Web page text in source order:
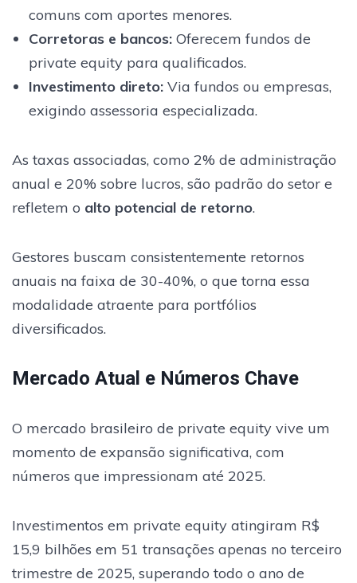
comuns com aportes menores.
Corretoras e bancos:Oferecem fundos de
private equity para qualificados.
Investimento direto:Via fundos ou empresas,
exigindo assessoria especializada.
As taxas associadas, como 2% de administração
anual e 20% sobre lucros, são padrão do setor e
refletem o alto potencial de retorno.
Gestores buscam consistentemente retornos
anuais na faixa de 30-40%, o que torna essa
modalidade atraente para portfólios
diversificados.
Mercado Atual e Números Chave
O mercado brasileiro de private equity vive um
momento de expansão significativa, com
números que impressionam até 2025.
Investimentos em private equity atingiram R$
15,9 bilhões em 51 transações apenas no terceiro
trimestre de 2025, superando todo o ano de